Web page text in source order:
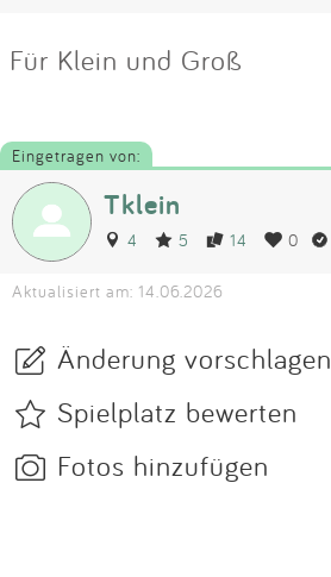
Für Klein und Groß
Eingetragen von:
Tklein
4 5 14 0
Aktualisiert am: 14.06.2026
Änderung vorschlagen
Spielplatz bewerten
Fotos hinzufügen